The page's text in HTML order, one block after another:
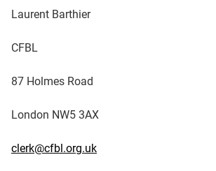
Laurent Barthier
CFBL
87 Holmes Road
London NW5 3AX
clerk@cfbl.org.uk